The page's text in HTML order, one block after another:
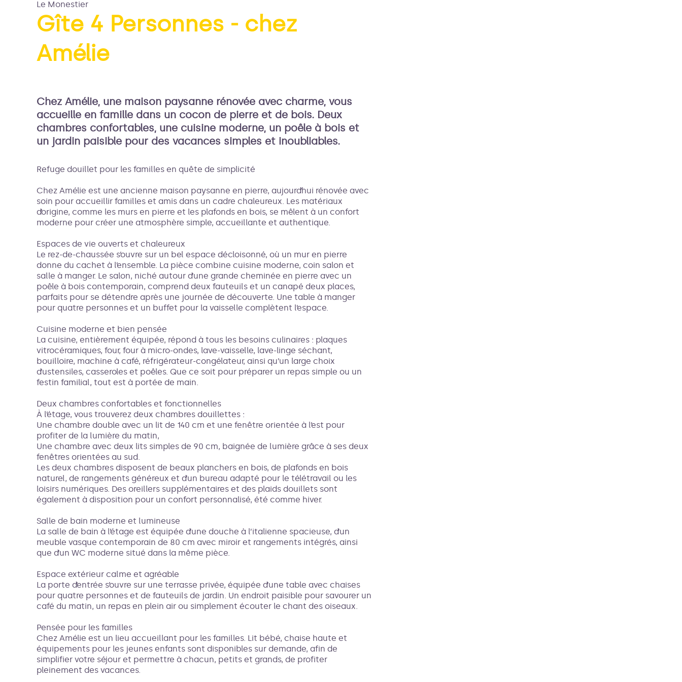
Le Monestier
Gîte 4 Personnes - chez
Amélie
Chez Amélie, une maison paysanne rénovée avec charme, vous
accueille en famille dans un cocon de pierre et de bois. Deux
chambres confortables, une cuisine moderne, un poêle à bois et
un jardin paisible pour des vacances simples et inoubliables.
Refuge douillet pour les familles en quête de simplicité
Chez Amélie est une ancienne maison paysanne en pierre, aujourd’hui rénovée avec
soin pour accueillir familles et amis dans un cadre chaleureux. Les matériaux
d’origine, comme les murs en pierre et les plafonds en bois, se mêlent à un confort
moderne pour créer une atmosphère simple, accueillante et authentique.
Espaces de vie ouverts et chaleureux
Le rez-de-chaussée s’ouvre sur un bel espace décloisonné, où un mur en pierre
donne du cachet à l’ensemble. La pièce combine cuisine moderne, coin salon et
salle à manger. Le salon, niché autour d’une grande cheminée en pierre avec un
poêle à bois contemporain, comprend deux fauteuils et un canapé deux places,
parfaits pour se détendre après une journée de découverte. Une table à manger
pour quatre personnes et un buffet pour la vaisselle complètent l’espace.
Cuisine moderne et bien pensée
La cuisine, entièrement équipée, répond à tous les besoins culinaires : plaques
vitrocéramiques, four, four à micro-ondes, lave-vaisselle, lave-linge séchant,
bouilloire, machine à café, réfrigérateur-congélateur, ainsi qu’un large choix
d’ustensiles, casseroles et poêles. Que ce soit pour préparer un repas simple ou un
festin familial, tout est à portée de main.
Deux chambres confortables et fonctionnelles
À l’étage, vous trouverez deux chambres douillettes :
Une chambre double avec un lit de 140 cm et une fenêtre orientée à l’est pour
profiter de la lumière du matin,
Une chambre avec deux lits simples de 90 cm, baignée de lumière grâce à ses deux
fenêtres orientées au sud.
Les deux chambres disposent de beaux planchers en bois, de plafonds en bois
naturel, de rangements généreux et d’un bureau adapté pour le télétravail ou les
loisirs numériques. Des oreillers supplémentaires et des plaids douillets sont
également à disposition pour un confort personnalisé, été comme hiver.
Salle de bain moderne et lumineuse
La salle de bain à l’étage est équipée d’une douche à l’italienne spacieuse, d’un
meuble vasque contemporain de 80 cm avec miroir et rangements intégrés, ainsi
que d’un WC moderne situé dans la même pièce.
Espace extérieur calme et agréable
La porte d’entrée s’ouvre sur une terrasse privée, équipée d’une table avec chaises
pour quatre personnes et de fauteuils de jardin. Un endroit paisible pour savourer un
café du matin, un repas en plein air ou simplement écouter le chant des oiseaux.
Pensée pour les familles
Chez Amélie est un lieu accueillant pour les familles. Lit bébé, chaise haute et
équipements pour les jeunes enfants sont disponibles sur demande, afin de
simplifier votre séjour et permettre à chacun, petits et grands, de profiter
pleinement des vacances.